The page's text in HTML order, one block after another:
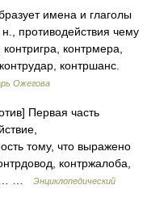
имена и глаголы
противодействия чему
контрмера,
контршанс.
Ожегова
Первая часть
тому, что выражено
контржалоба,
…
Энциклопедический